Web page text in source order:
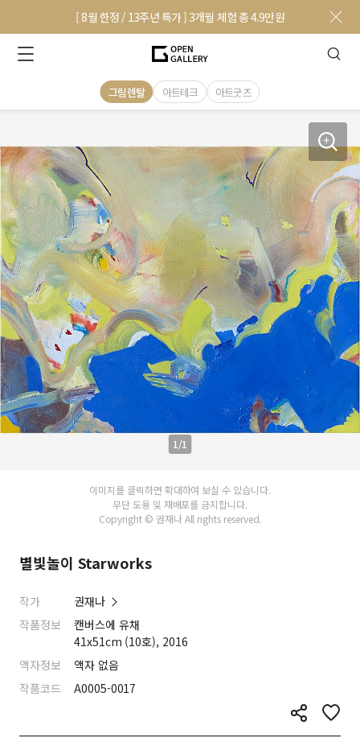
[ 8월 한정 / 13주년 특가 ] 3개월 체험 총 4.9만원
그림렌탈 아트테크 아트굿즈
1/1
이미지를 클릭하면 확대하여 보실 수 있습니다.
무단 도용 및 재배포를 금지합니다.
Copyright © 권재나 All rights reserved.
별빛놀이 Starworks
작가
권재나
작품정보
캔버스에 유채
41x51cm (10호), 2016
액자정보
액자 없음
작품코드
A0005-0017